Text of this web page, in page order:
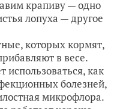
крапиву — одно
лопуха — другое
которых кормят,
в весе.
использоваться, как
болезней,
микрофлора.